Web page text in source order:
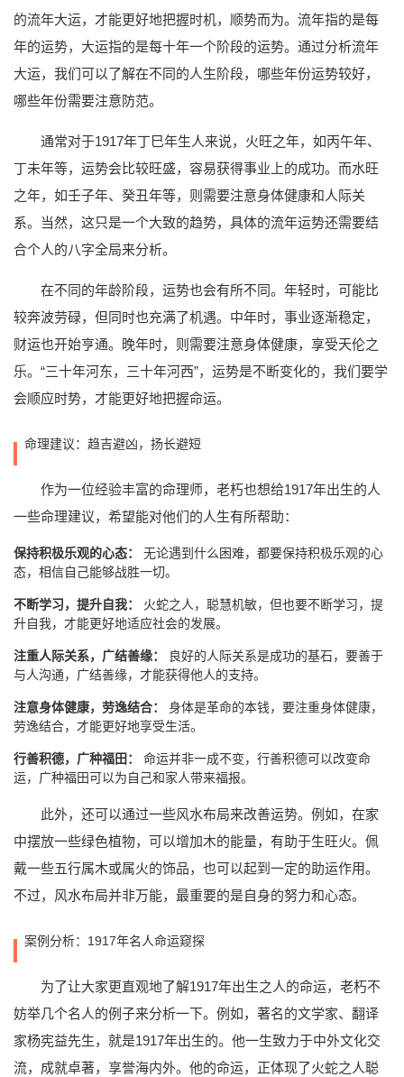
的流年大运，才能更好地把握时机，顺势而为。流年指的是每
年的运势，大运指的是每十年一个阶段的运势。通过分析流年
大运，我们可以了解在不同的人生阶段，哪些年份运势较好，
哪些年份需要注意防范。
通常对于1917年丁巳年生人来说，火旺之年，如丙午年、
丁未年等，运势会比较旺盛，容易获得事业上的成功。而水旺
之年，如壬子年、癸丑年等，则需要注意身体健康和人际关
系。当然，这只是一个大致的趋势，具体的流年运势还需要结
合个人的八字全局来分析。
在不同的年龄阶段，运势也会有所不同。年轻时，可能比
较奔波劳碌，但同时也充满了机遇。中年时，事业逐渐稳定，
财运也开始亨通。晚年时，则需要注意身体健康，享受天伦之
乐。“三十年河东，三十年河西”，运势是不断变化的，我们要学
会顺应时势，才能更好地把握命运。
命理建议：趋吉避凶，扬长避短
作为一位经验丰富的命理师，老朽也想给1917年出生的人
一些命理建议，希望能对他们的人生有所帮助：
保持积极乐观的心态：
无论遇到什么困难，都要保持积极乐观的心
态，相信自己能够战胜一切。
不断学习，提升自我：
火蛇之人，聪慧机敏，但也要不断学习，提
升自我，才能更好地适应社会的发展。
注重人际关系，广结善缘：
良好的人际关系是成功的基石，要善于
与人沟通，广结善缘，才能获得他人的支持。
注意身体健康，劳逸结合：
身体是革命的本钱，要注重身体健康，
劳逸结合，才能更好地享受生活。
行善积德，广种福田：
命运并非一成不变，行善积德可以改变命
运，广种福田可以为自己和家人带来福报。
此外，还可以通过一些风水布局来改善运势。例如，在家
中摆放一些绿色植物，可以增加木的能量，有助于生旺火。佩
戴一些五行属木或属火的饰品，也可以起到一定的助运作用。
不过，风水布局并非万能，最重要的是自身的努力和心态。
案例分析：1917年名人命运窥探
为了让大家更直观地了解1917年出生之人的命运，老朽不
妨举几个名人的例子来分析一下。例如，著名的文学家、翻译
家杨宪益先生，就是1917年出生的。他一生致力于中外文化交
流，成就卓著，享誉海内外。他的命运，正体现了火蛇之人聪